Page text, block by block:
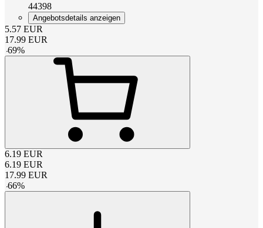
44398
Angebotsdetails anzeigen
5.57 EUR
17.99 EUR
-69%
6.19 EUR
6.19 EUR
17.99 EUR
-66%